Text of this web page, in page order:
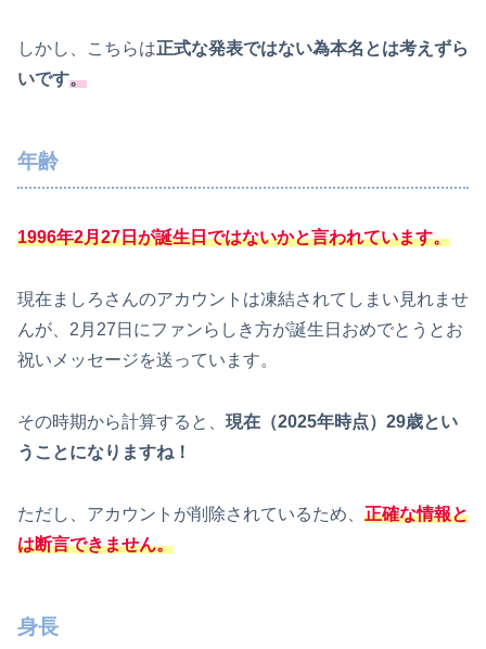
しかし、こちらは正式な発表ではない為本名とは考えずら
いです。
年齢
1996年2月27日が誕生日ではないかと言われています。
現在ましろさんのアカウントは凍結されてしまい見れませ
んが、2月27日にファンらしき方が誕生日おめでとうとお
祝いメッセージを送っています。
その時期から計算すると、 現在（2025年時点）29歳とい
うことになりますね！
ただし、アカウントが削除されているため、 正確な情報と
は断言できません。
身長